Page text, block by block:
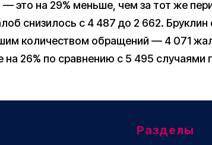
— это на 29% меньше, чем за тот же
снизилось с 4 487 до 2 662. Бруклин
количеством обращений — 4 071
на 26% по сравнению с 5 495 случаями
Разделы